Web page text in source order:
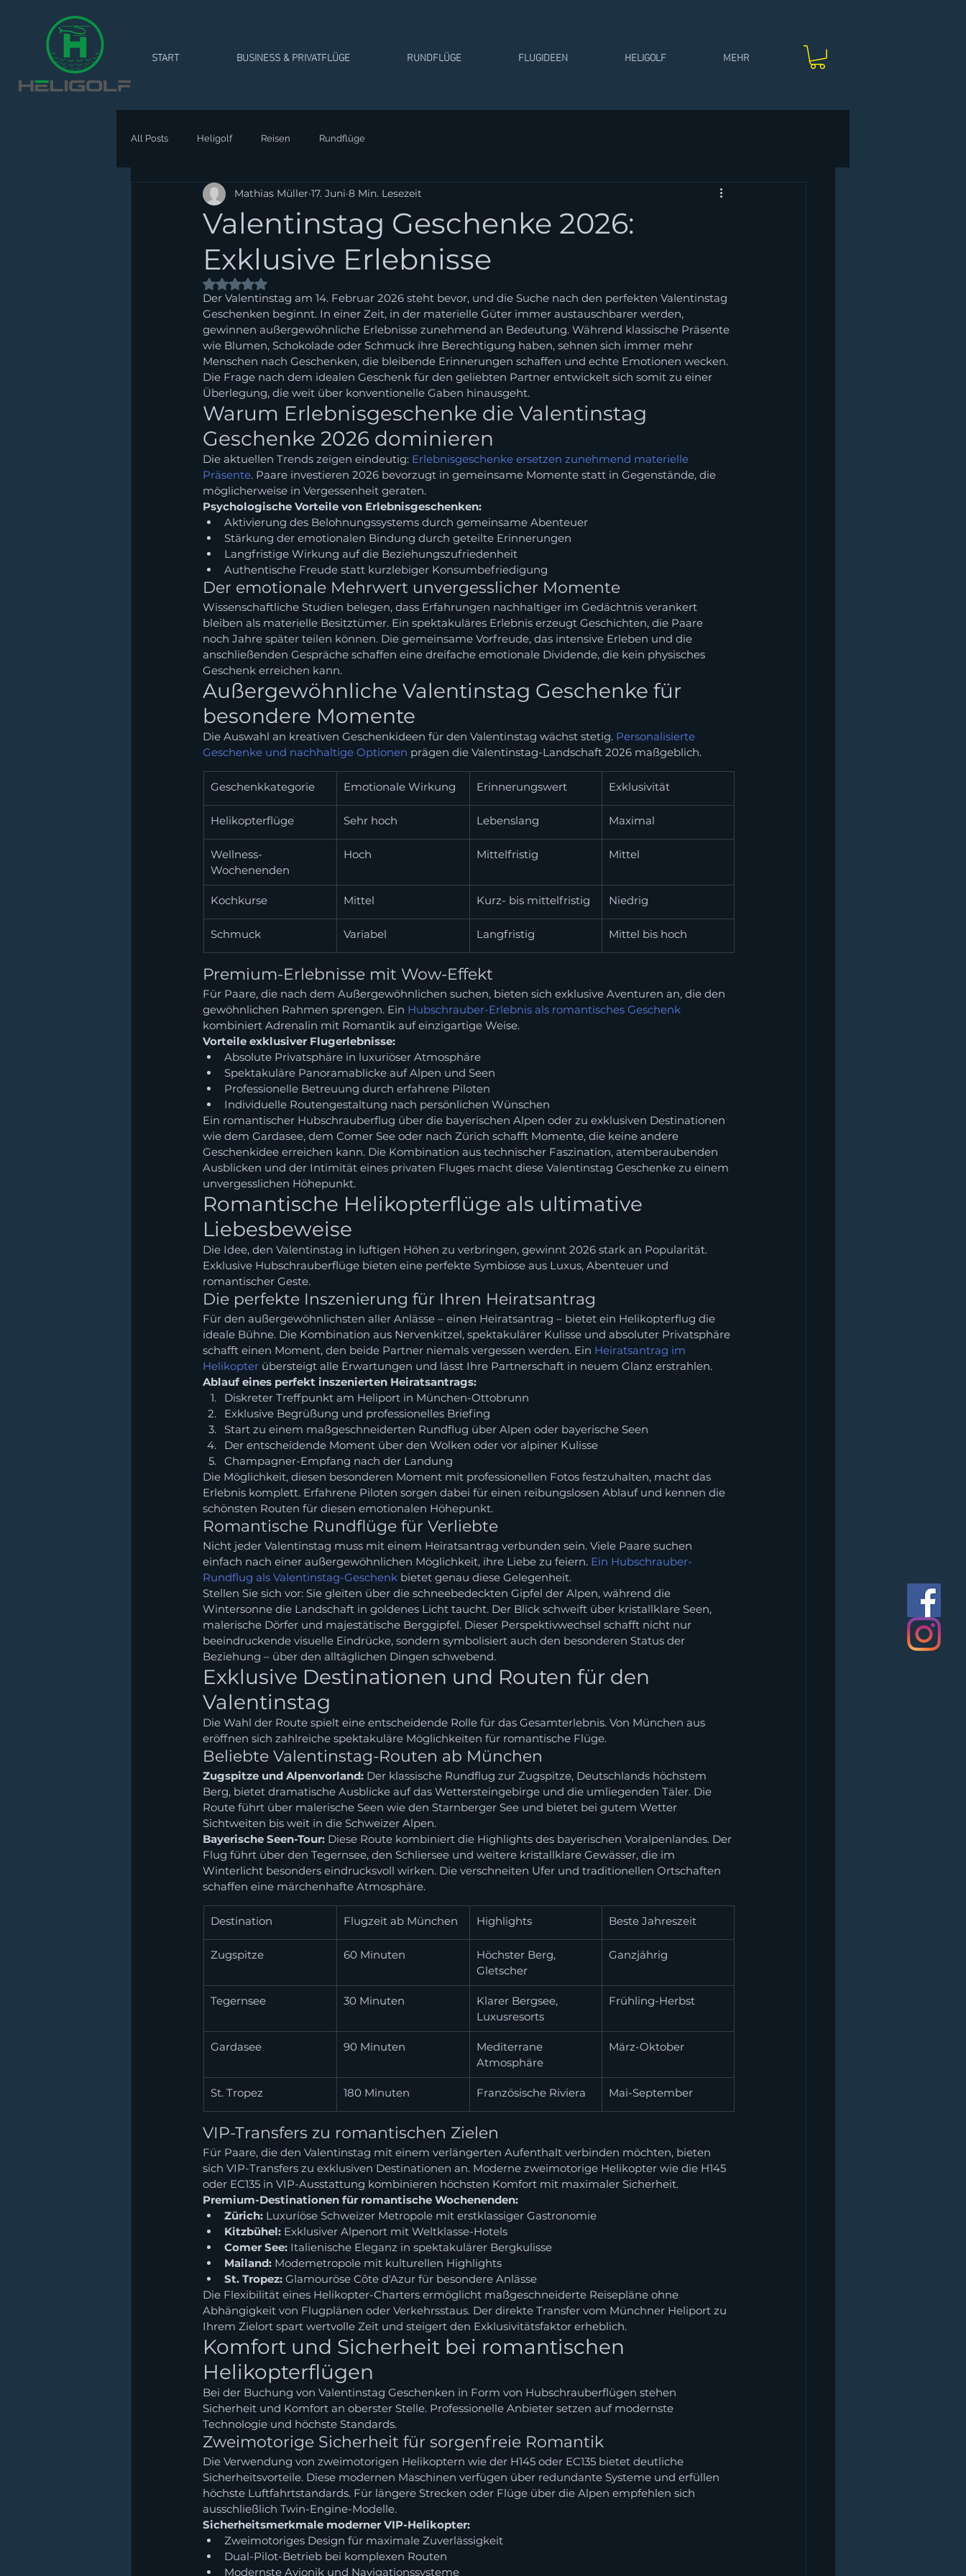
START BUSINESS & PRIVATFLÜGE RUNDFLÜGE FLUGIDEEN HELIGOLF MEHR
All Posts Heligolf Reisen Rundflüge
Valentinstag Geschenke 2026:
Exklusive Erlebnisse
Mathias Müller 17. Juni 8 Min. Lesezeit
Mit NaN von 5 Sternen bewertet.
Der Valentinstag am 14. Februar 2026 steht bevor, und die Suche nach den perfekten Valentinstag
Geschenken beginnt. In einer Zeit, in der materielle Güter immer austauschbarer werden,
gewinnen außergewöhnliche Erlebnisse zunehmend an Bedeutung. Während klassische Präsente
wie Blumen, Schokolade oder Schmuck ihre Berechtigung haben, sehnen sich immer mehr
Menschen nach Geschenken, die bleibende Erinnerungen schaffen und echte Emotionen wecken.
Die Frage nach dem idealen Geschenk für den geliebten Partner entwickelt sich somit zu einer
Überlegung, die weit über konventionelle Gaben hinausgeht.
Warum Erlebnisgeschenke die Valentinstag
Geschenke 2026 dominieren
Die aktuellen Trends zeigen eindeutig: Erlebnisgeschenke ersetzen zunehmend materielle
Präsente. Paare investieren 2026 bevorzugt in gemeinsame Momente statt in Gegenstände, die
möglicherweise in Vergessenheit geraten.
Psychologische Vorteile von Erlebnisgeschenken:
Aktivierung des Belohnungssystems durch gemeinsame Abenteuer
Stärkung der emotionalen Bindung durch geteilte Erinnerungen
Langfristige Wirkung auf die Beziehungszufriedenheit
Authentische Freude statt kurzlebiger Konsumbefriedigung
Der emotionale Mehrwert unvergesslicher Momente
Wissenschaftliche Studien belegen, dass Erfahrungen nachhaltiger im Gedächtnis verankert
bleiben als materielle Besitztümer. Ein spektakuläres Erlebnis erzeugt Geschichten, die Paare
noch Jahre später teilen können. Die gemeinsame Vorfreude, das intensive Erleben und die
anschließenden Gespräche schaffen eine dreifache emotionale Dividende, die kein physisches
Geschenk erreichen kann.
Außergewöhnliche Valentinstag Geschenke für
besondere Momente
Die Auswahl an kreativen Geschenkideen für den Valentinstag wächst stetig. Personalisierte
Geschenke und nachhaltige Optionen prägen die Valentinstag-Landschaft 2026 maßgeblich.
Geschenkkategorie Emotionale Wirkung Erinnerungswert Exklusivität
Helikopterflüge Sehr hoch Lebenslang Maximal
Wellness-
Wochenenden
Hoch Mittelfristig Mittel
Kochkurse Mittel Kurz- bis mittelfristig Niedrig
Schmuck Variabel Langfristig Mittel bis hoch
Premium-Erlebnisse mit Wow-Effekt
Für Paare, die nach dem Außergewöhnlichen suchen, bieten sich exklusive Aventuren an, die den
gewöhnlichen Rahmen sprengen. Ein Hubschrauber-Erlebnis als romantisches Geschenk
kombiniert Adrenalin mit Romantik auf einzigartige Weise.
Vorteile exklusiver Flugerlebnisse:
Absolute Privatsphäre in luxuriöser Atmosphäre
Spektakuläre Panoramablicke auf Alpen und Seen
Professionelle Betreuung durch erfahrene Piloten
Individuelle Routengestaltung nach persönlichen Wünschen
Ein romantischer Hubschrauberflug über die bayerischen Alpen oder zu exklusiven Destinationen
wie dem Gardasee, dem Comer See oder nach Zürich schafft Momente, die keine andere
Geschenkidee erreichen kann. Die Kombination aus technischer Faszination, atemberaubenden
Ausblicken und der Intimität eines privaten Fluges macht diese Valentinstag Geschenke zu einem
unvergesslichen Höhepunkt.
Romantische Helikopterflüge als ultimative
Liebesbeweise
Die Idee, den Valentinstag in luftigen Höhen zu verbringen, gewinnt 2026 stark an Popularität.
Exklusive Hubschrauberflüge bieten eine perfekte Symbiose aus Luxus, Abenteuer und
romantischer Geste.
Die perfekte Inszenierung für Ihren Heiratsantrag
Für den außergewöhnlichsten aller Anlässe – einen Heiratsantrag – bietet ein Helikopterflug die
ideale Bühne. Die Kombination aus Nervenkitzel, spektakulärer Kulisse und absoluter Privatsphäre
schafft einen Moment, den beide Partner niemals vergessen werden. Ein Heiratsantrag im
Helikopter übersteigt alle Erwartungen und lässt Ihre Partnerschaft in neuem Glanz erstrahlen.
Ablauf eines perfekt inszenierten Heiratsantrags:
Diskreter Treffpunkt am Heliport in München-Ottobrunn
Exklusive Begrüßung und professionelles Briefing
Start zu einem maßgeschneiderten Rundflug über Alpen oder bayerische Seen
Der entscheidende Moment über den Wolken oder vor alpiner Kulisse
Champagner-Empfang nach der Landung
Die Möglichkeit, diesen besonderen Moment mit professionellen Fotos festzuhalten, macht das
Erlebnis komplett. Erfahrene Piloten sorgen dabei für einen reibungslosen Ablauf und kennen die
schönsten Routen für diesen emotionalen Höhepunkt.
Romantische Rundflüge für Verliebte
Nicht jeder Valentinstag muss mit einem Heiratsantrag verbunden sein. Viele Paare suchen
einfach nach einer außergewöhnlichen Möglichkeit, ihre Liebe zu feiern. Ein Hubschrauber-
Rundflug als Valentinstag-Geschenk bietet genau diese Gelegenheit.
Stellen Sie sich vor: Sie gleiten über die schneebedeckten Gipfel der Alpen, während die
Wintersonne die Landschaft in goldenes Licht taucht. Der Blick schweift über kristallklare Seen,
malerische Dörfer und majestätische Berggipfel. Dieser Perspektivwechsel schafft nicht nur
beeindruckende visuelle Eindrücke, sondern symbolisiert auch den besonderen Status der
Beziehung – über den alltäglichen Dingen schwebend.
Exklusive Destinationen und Routen für den
Valentinstag
Die Wahl der Route spielt eine entscheidende Rolle für das Gesamterlebnis. Von München aus
eröffnen sich zahlreiche spektakuläre Möglichkeiten für romantische Flüge.
Beliebte Valentinstag-Routen ab München
Zugspitze und Alpenvorland: Der klassische Rundflug zur Zugspitze, Deutschlands höchstem
Berg, bietet dramatische Ausblicke auf das Wettersteingebirge und die umliegenden Täler. Die
Route führt über malerische Seen wie den Starnberger See und bietet bei gutem Wetter
Sichtweiten bis weit in die Schweizer Alpen.
Bayerische Seen-Tour: Diese Route kombiniert die Highlights des bayerischen Voralpenlandes. Der
Flug führt über den Tegernsee, den Schliersee und weitere kristallklare Gewässer, die im
Winterlicht besonders eindrucksvoll wirken. Die verschneiten Ufer und traditionellen Ortschaften
schaffen eine märchenhafte Atmosphäre.
Destination Flugzeit ab München Highlights Beste Jahreszeit
Zugspitze 60 Minuten
Höchster Berg,
Gletscher
Ganzjährig
Tegernsee 30 Minuten
Klarer Bergsee,
Luxusresorts
Frühling-Herbst
Gardasee 90 Minuten
Mediterrane
Atmosphäre
März-Oktober
St. Tropez 180 Minuten Französische Riviera Mai-September
VIP-Transfers zu romantischen Zielen
Für Paare, die den Valentinstag mit einem verlängerten Aufenthalt verbinden möchten, bieten
sich VIP-Transfers zu exklusiven Destinationen an. Moderne zweimotorige Helikopter wie die H145
oder EC135 in VIP-Ausstattung kombinieren höchsten Komfort mit maximaler Sicherheit.
Premium-Destinationen für romantische Wochenenden:
Zürich: Luxuriöse Schweizer Metropole mit erstklassiger Gastronomie
Kitzbühel: Exklusiver Alpenort mit Weltklasse-Hotels
Comer See: Italienische Eleganz in spektakulärer Bergkulisse
Mailand: Modemetropole mit kulturellen Highlights
St. Tropez: Glamouröse Côte d'Azur für besondere Anlässe
Die Flexibilität eines Helikopter-Charters ermöglicht maßgeschneiderte Reisepläne ohne
Abhängigkeit von Flugplänen oder Verkehrsstaus. Der direkte Transfer vom Münchner Heliport zu
Ihrem Zielort spart wertvolle Zeit und steigert den Exklusivitätsfaktor erheblich.
Komfort und Sicherheit bei romantischen
Helikopterflügen
Bei der Buchung von Valentinstag Geschenken in Form von Hubschrauberflügen stehen
Sicherheit und Komfort an oberster Stelle. Professionelle Anbieter setzen auf modernste
Technologie und höchste Standards.
Zweimotorige Sicherheit für sorgenfreie Romantik
Die Verwendung von zweimotorigen Helikoptern wie der H145 oder EC135 bietet deutliche
Sicherheitsvorteile. Diese modernen Maschinen verfügen über redundante Systeme und erfüllen
höchste Luftfahrtstandards. Für längere Strecken oder Flüge über die Alpen empfehlen sich
ausschließlich Twin-Engine-Modelle.
Sicherheitsmerkmale moderner VIP-Helikopter:
Zweimotoriges Design für maximale Zuverlässigkeit
Dual-Pilot-Betrieb bei komplexen Routen
Modernste Avionik und Navigationssysteme